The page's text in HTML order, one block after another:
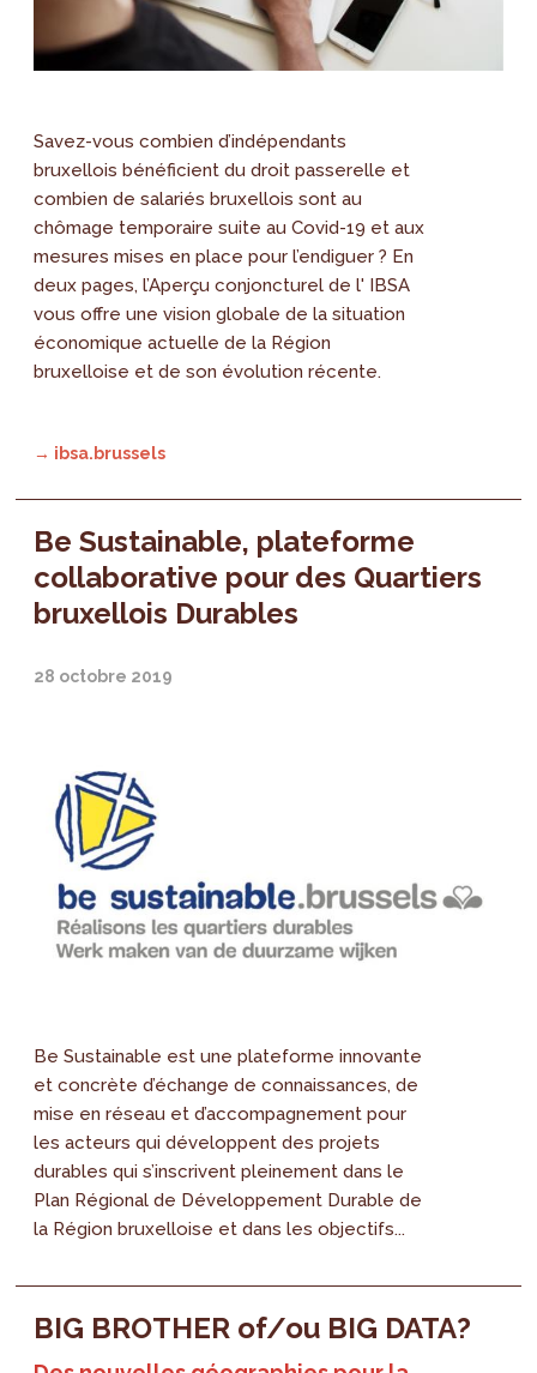
Savez-vous combien d’indépendants
bruxellois bénéficient du droit passerelle et
combien de salariés bruxellois sont au
chômage temporaire suite au Covid-19 et aux
mesures mises en place pour l’endiguer ? En
deux pages, l’Aperçu conjoncturel de l' IBSA
vous offre une vision globale de la situation
économique actuelle de la Région
bruxelloise et de son évolution récente.
→ ibsa.brussels
Be Sustainable, plateforme
collaborative pour des Quartiers
bruxellois Durables
28 octobre 2019
Be Sustainable est une plateforme innovante
et concrète d’échange de connaissances, de
mise en réseau et d’accompagnement pour
les acteurs qui développent des projets
durables qui s’inscrivent pleinement dans le
Plan Régional de Développement Durable de
la Région bruxelloise et dans les objectifs...
BIG BROTHER of/ou BIG DATA?